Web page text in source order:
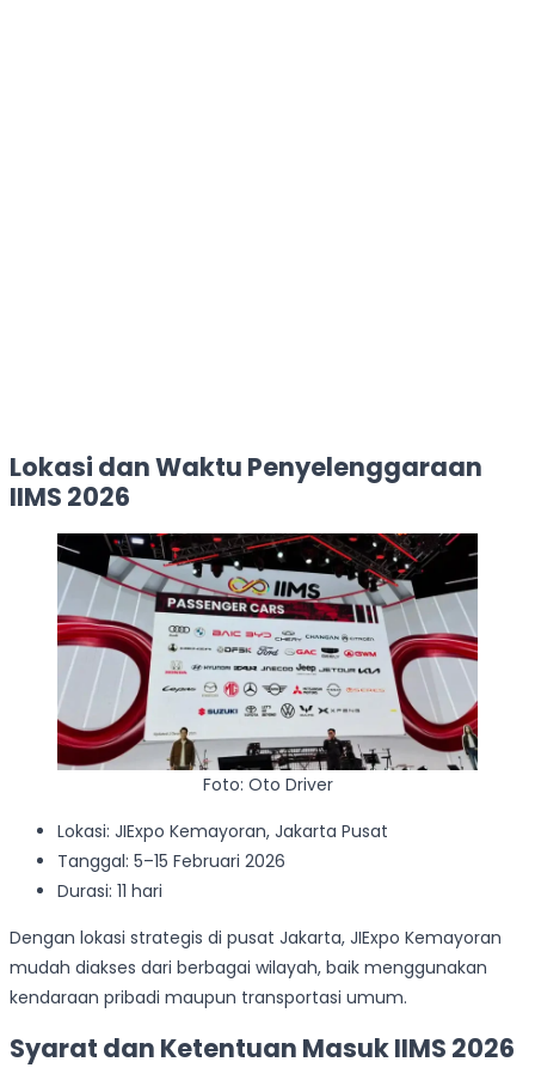
Lokasi dan Waktu Penyelenggaraan
IIMS 2026
Foto: Oto Driver
Lokasi: JIExpo Kemayoran, Jakarta Pusat
Tanggal: 5–15 Februari 2026
Durasi: 11 hari
Dengan lokasi strategis di pusat Jakarta, JIExpo Kemayoran
mudah diakses dari berbagai wilayah, baik menggunakan
kendaraan pribadi maupun transportasi umum.
Syarat dan Ketentuan Masuk IIMS 2026